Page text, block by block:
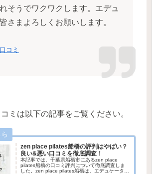
そうでワクワクします。エデュ
さまよろしくお願いします。
コミ
ミは以下の記事をご覧ください。
zen place pilates船橋の評判はやばい？
良い&悪い口コミを徹底調査！
本記事では、千葉県船橋市にあるzen place
pilates船橋の口コミ評判について徹底調査しま
した。zen place pilates船橋は、エデュケーター